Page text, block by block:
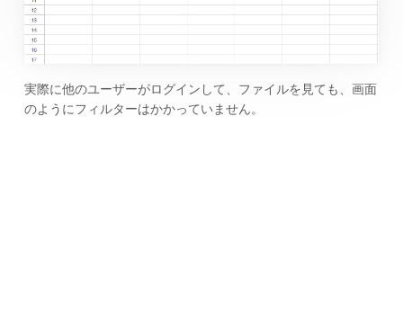
実際に他のユーザーがログインして、ファイルを見ても、画面
のようにフィルターはかかっていません。